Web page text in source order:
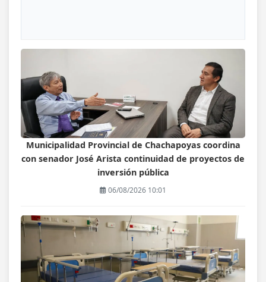
Municipalidad Provincial de Chachapoyas coordina
con senador José Arista continuidad de proyectos de
inversión pública
06/08/2026 10:01